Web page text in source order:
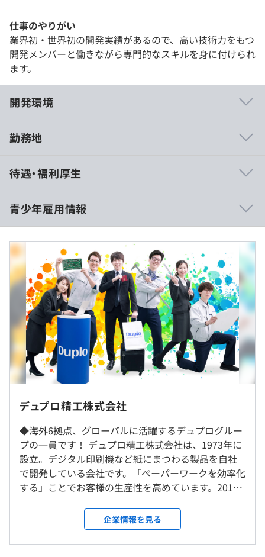
仕事のやりがい
業界初・世界初の開発実績があるので、高い技術力をもつ
開発メンバーと働きながら専門的なスキルを身に付けられ
ます。
開発環境
デュプロ精工が向き合うものはモノだけではありません。
んできました。
根幹となる技術として、用紙搬送技術、用紙処理技術があ
り、長きにわたってそのニーズに応えてきましたが、紙の
価値は日々見直されており、ニーズも変化してきていま
す。
紙だけでなく、異素材の搬送・処理技術も追及しており、
異分野の製品開発も展開したいと考えています。
・和歌山から世界へ。事業領域拡大にチャレンジ
もっと世の中の仕事に役立つ商品を創りたい。お客様に驚
きと喜びを届けたい。それがデュプロ精工の開発力の根底
にある想いです。
文化を超えた発想や挑戦する風土は、私たちの強みです。
最近では、【医療・福祉分野】に挑戦しています！
・フラット型組織から生まれる型にはまらない自由な発想
デュプロ精工には、メカ・ソフト・ハード・アプリそれぞ
れに専門の設計者が在籍しています。各設計者は専門技術
に長けているだけでなく、商品開発に必要とされる知識と
技術をそれぞれが幅広く習熟している点も、デュプロ精工
の開発力に一役買っています。
「やってみたい！」がスタート
勤務地
車・バイクでお越しの際は、お客様駐車場をご利用くださ
交通機関をご利用の場合は、最寄り駅到着予定時間をお知
らせください。
受動喫煙防止措置に関する事項
従業員に対する受動喫煙対策：あり
屋内禁煙（喫煙場所あり）
待遇・福利厚生
報酬なし
9：00〜17：00
休憩時間：10：00～10：10、12：00～12：40、16：00
～16：10
平均残業時間：22時間/月（2025年実績）※毎週水曜日は
ノー残業デー
実施日のみ
・交通費支給（上限3万円）
・お弁当支給
・宿泊費半額補助（事前申請必要）
オープンカンパニーのためなし
青少年雇用情報
過去３年間の新卒採用者数・離職者数
前年度 採用者数2人 離職者数0人
2年度前 採用者数4人 離職者数0人
3年度前 採用者数1人 離職者数0人
過去３年間の新卒採用者数の男女別人数
前年度 男性1人 女性1人
2年度前 男性2人 女性2人
3年度前 男性1人 女性0人
平均勤続年数
16.0年
研修の有無及び内容
対象者：新入社員及び希望者
研修内容：OJT社内研修、社外研修（ビジネスマナーな
自己啓発支援の有無及びその内容
ミナー受講補助
デュプロ精工株式会社
◆海外6拠点、グローバルに活躍するデュプログルー
プの一員です！ デュプロ精工株式会社は、1973年に
設立。デジタル印刷機など紙にまつわる製品を自社
で開発している会社です。「ペーパーワークを効率化
する」ことでお客様の生産性を高めています。2011
らせる『RECOTiO』を開発し、世界初の製品となり
ました。当社では、製品化が不可能そうな企画に挑
むワクワクした日常を過ごせます。 ◆さまざまなプ
企業情報を見る